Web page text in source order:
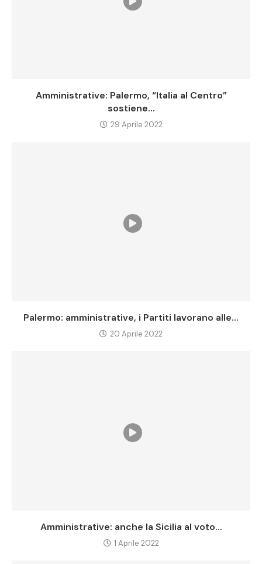
Amministrative: Palermo, “Italia al Centro”
sostiene...
29 Aprile 2022
Palermo: amministrative, i Partiti lavorano alle...
20 Aprile 2022
Amministrative: anche la Sicilia al voto...
1 Aprile 2022